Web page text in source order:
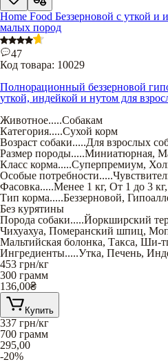
Home Food Беззерновой с уткой и
малых пород
47
Код товара: 10029
Полнорационный беззерновой
уткой, индейкой и нутом для
Животное.....Собакам
Категория.....Сухой корм
Возраст собаки.....Для взрослых
Размер породы.....Миниатюрная,
Класс корма.....Суперпремиум,
Особые потребности.....
Фасовка.....Менее 1 кг, От 1 до 3 кг,
Тип корма.....Беззерновой,
Без курятины
Порода собаки.....Йоркширский
Чихуахуа, Померанский шпиц,
Мальтийская болонка, Такса, Ши-
Ингредиенты.....Утка, Печень,
453 грн/кг
300 грамм
136,00₴
Купить
337 грн/кг
700 грамм
295,00
-20%